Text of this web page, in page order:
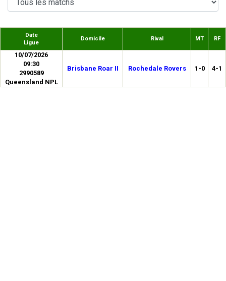
Date
Ligue
Domicile Rival MT RF
10/07/2026
09:30
2990589
Queensland NPL
Brisbane Roar II Rochedale Rovers 1-0 4-1